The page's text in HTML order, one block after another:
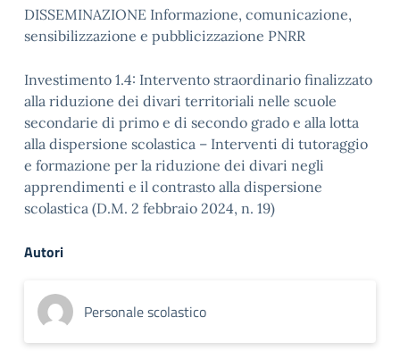
DISSEMINAZIONE Informazione, comunicazione,
sensibilizzazione e pubblicizzazione PNRR
Investimento 1.4: Intervento straordinario finalizzato
alla riduzione dei divari territoriali nelle scuole
secondarie di primo e di secondo grado e alla lotta
alla dispersione scolastica – Interventi di tutoraggio
e formazione per la riduzione dei divari negli
apprendimenti e il contrasto alla dispersione
scolastica (D.M. 2 febbraio 2024, n. 19)
Autori
Personale scolastico